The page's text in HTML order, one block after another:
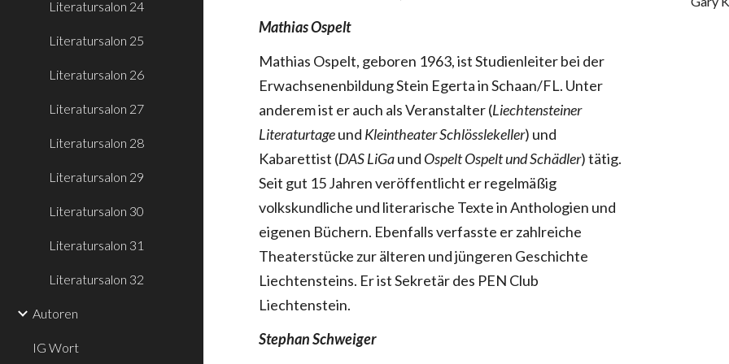
Literatursalon 24
Literatursalon 25
Literatursalon 26
Literatursalon 27
Literatursalon 28
Literatursalon 29
Literatursalon 30
Literatursalon 31
Literatursalon 32
Autoren
IG Wort
Mathias Ospelt
Mathias Ospelt, geboren 1963, ist Studienleiter bei der
Erwachsenenbildung Stein Egerta in Schaan/FL. Unter
anderem ist er auch als Veranstalter (Liechtensteiner
Literaturtageund Kleintheater Schlösslekeller) und
Kabarettist (DAS LiGaund Ospelt Ospelt und Schädler) tätig.
Seit gut 15 Jahren veröffentlicht er regelmäßig
volkskundliche und literarische Texte in Anthologien und
eigenen Büchern. Ebenfalls verfasste er zahlreiche
Theaterstücke zur älteren und jüngeren Geschichte
Liechtensteins. Er ist Sekretär des PEN Club
Liechtenstein.
Stephan Schweiger